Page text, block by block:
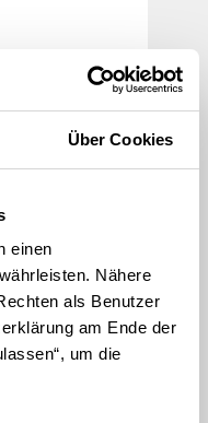
Über Cookies
einen
Nähere
als Benutzer
am Ende der
um die